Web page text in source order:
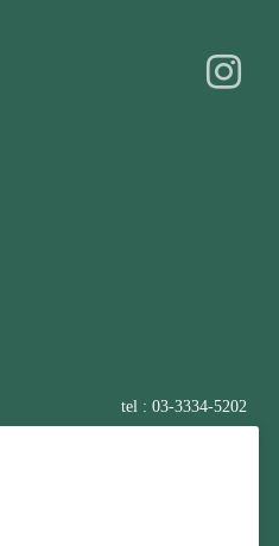
tel : 03-3334-5202